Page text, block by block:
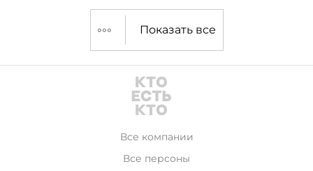
Показать все
Все компании
Все персоны